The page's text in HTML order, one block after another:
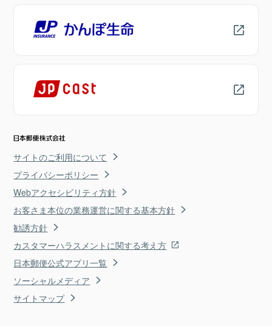
サイトのご利用について
プライバシーポリシー
Webアクセシビリティ方針
お客さま本位の業務運営に関する基本方針
勧誘方針
カスタマーハラスメントに関する考え方
日本郵便公式アプリ一覧
ソーシャルメディア
サイトマップ